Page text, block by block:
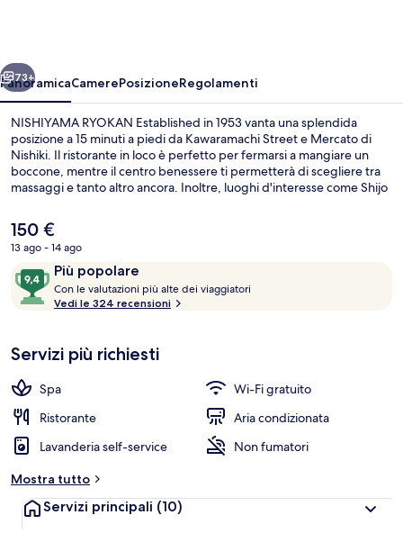
Avanti
73+
PanoramicaCamerePosizioneRegolamenti
NISHIYAMA RYOKAN Established in 1953 vanta una splendida
posizione a 15 minuti a piedi da Kawaramachi Street e Mercato di
Nishiki. Il ristorante in loco è perfetto per fermarsi a mangiare un
boccone, mentre il centro benessere ti permetterà di scegliere tra
massaggi e tanto altro ancora. Inoltre, luoghi d'interesse come Shijo
Le recensioni degli ospiti lodano il personale gentile della struttura.
Approfitta dei mezzi pubblici nelle vicinanze: Stazione di
Shiyakusho-mae è a 5 min e Stazione di Karasuma-Oike a 10 min a
piedi.
Il
prezzo
attuale
è
150 €
150 €
13 ago - 14 ago
RecensioniPiù popolare
9,4
su
10,
popolare
Con le valutazioni più alte dei viaggiatori
a
u
z
Vedi le 324 recensioni
Servizi più richiesti
Spa
Wi-Fi gratuito
Ristorante
Aria condizionata
Lavanderia self-service
Non fumatori
Mostra tutto
Servizi principali (10)